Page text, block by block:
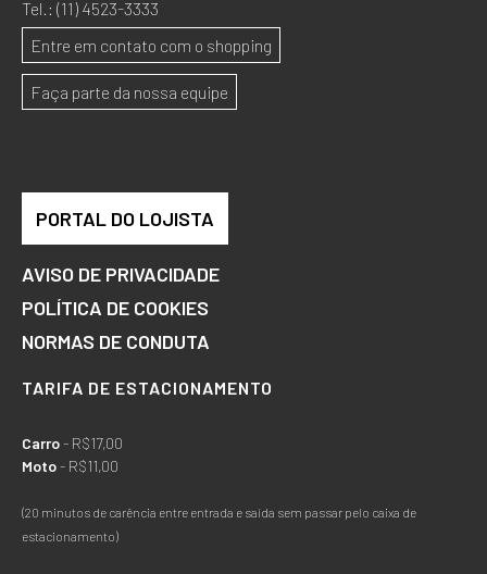
Tel.: (11) 4523-3333
Entre em contato com o shopping
Faça parte da nossa equipe
PORTAL DO LOJISTA
AVISO DE PRIVACIDADE
POLÍTICA DE COOKIES
NORMAS DE CONDUTA
TARIFA DE ESTACIONAMENTO
Carro- R$17,00
Moto- R$11,00
(20 minutos de carência entre entrada e saída sem passar pelo caixa de
estacionamento)